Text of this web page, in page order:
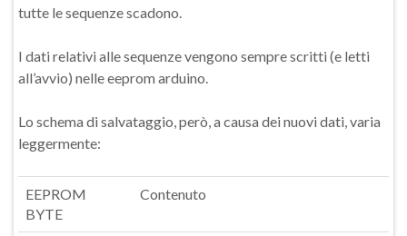
tutte le sequenze scadono.
I dati relativi alle sequenze vengono sempre scritti (e letti
all’avvio) nelle eeprom arduino.
Lo schema di salvataggio, però, a causa dei nuovi dati, varia
leggermente:
EEPROM
BYTE
Contenuto